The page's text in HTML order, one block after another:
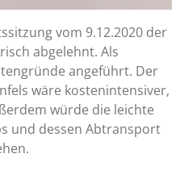
vom 9.12.2020 der
abgelehnt. Als
angeführt. Der
wäre kostenintensiver,
würde die leichte
und dessen Abtransport